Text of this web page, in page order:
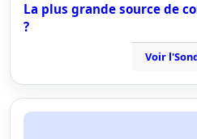
La plus grande source de
?
Voir